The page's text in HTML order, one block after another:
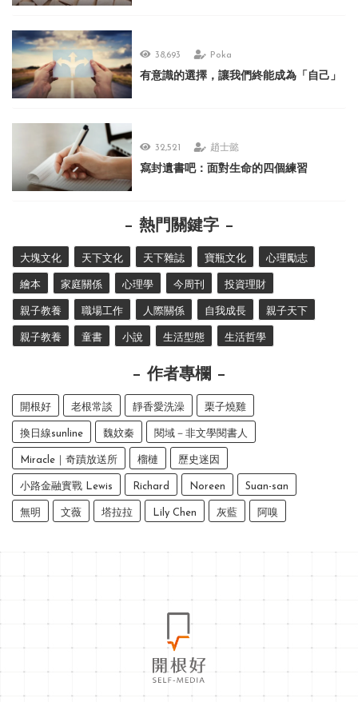
38,693 Poka
有意識的選擇，讓我們終能成為「自己」
32,521 趙士懿
寫封遺書吧：面對生命的四個練習
熱門關鍵字
大塊文化 天下文化 天下雜誌 寶瓶文化 心理勵志
繪本 家庭關係 心理學 今周刊 投資理財
親子教養 職場工作 人際關係 自我成長 親子天下
親子教養 童書 小說 生活型態 生活哲學
作者專欄
開根好 老根常談 靜香愛洗澡 栗子燒雞
換日線sunline 魏妏秦 閱域－非文學閱書人
Miracle｜奇蹟放送所 榴槤 歷史迷因
小路金融實戰 Lewis Richard Noreen Suan-san
無明 文薇 塔拉拉 Lily Chen 灰藍 阿嗅